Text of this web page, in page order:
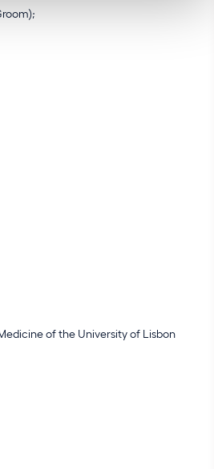
of the University of Lisbon